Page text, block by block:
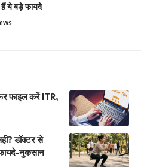
ये बड़े फायदे
फाइल करें ITR,
डॉक्टर से
नुकसान